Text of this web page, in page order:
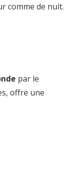
comme de nuit.
par le
offre une